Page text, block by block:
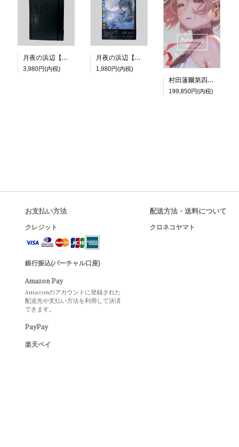
月夜の浜辺【特装版】
3,980円(内税)
月夜の浜辺【通常版】
1,980円(内税)
村田蓮爾第四画集限定版『futurelog limited edition』
199,850円(内税)
お支払い方法
クレジット
銀行振込(バーチャル口座)
Amazon Pay
Amazonのアカウントに登録された
配送先や支払い方法を利用して決済
できます。
PayPay
楽天ペイ
配送方法・送料について
クロネコヤマト